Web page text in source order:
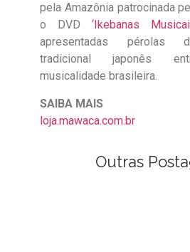
pela Amazônia patrocinada
o DVD‘Ikebanas
apresentadas pérolas
tradicional japonês
musicalidade brasileira.
SAIBA MAIS
loja.mawaca.com.br
Outras